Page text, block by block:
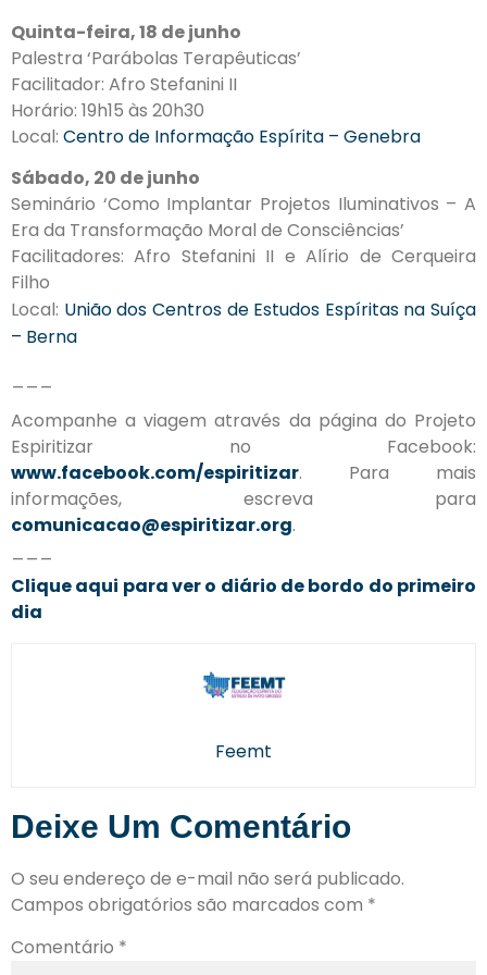
Quinta-feira, 18 de junho
Palestra ‘Parábolas Terapêuticas’
Facilitador: Afro Stefanini II
Horário: 19h15 às 20h30
Local: Centro de Informação Espírita – Genebra
Sábado, 20 de junho
Seminário ‘Como Implantar Projetos Iluminativos – A
Era da Transformação Moral de Consciências’
Facilitadores: Afro Stefanini II e Alírio de Cerqueira
Filho
Local: União dos Centros de Estudos Espíritas na Suíça
– Berna
Acompanhe a viagem através da página do Projeto
Espiritizar no Facebook:
www.facebook.com/espiritizar. Para mais
informações, escreva para
comunicacao@espiritizar.org.
Clique aqui para ver o diário de bordo do primeiro
dia
Feemt
Deixe Um Comentário
O seu endereço de e-mail não será publicado.
Campos obrigatórios são marcados com *
Comentário *